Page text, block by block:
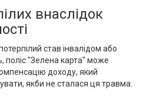
внаслідок
став інвалідом або
поліс "Зелена карта" може
доходу, який
якби не сталася ця травма.